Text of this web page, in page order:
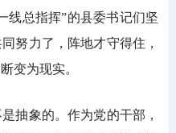
线总指挥”的县委书记们坚
努力了，阵地才守得住，
变为现实。
象的。作为党的干部，